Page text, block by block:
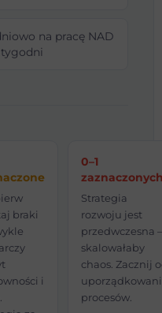
na pracę NAD
braki
i
0–1
Strategia
rozwoju jest
przedwczesna
skalowałaby
chaos. Zacznij
procesów.